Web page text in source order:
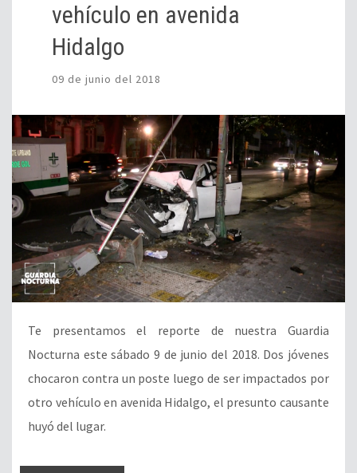
vehículo en avenida
Hidalgo
09 de junio del 2018
Te presentamos el reporte de nuestra Guardia
Nocturna este sábado 9 de junio del 2018. Dos jóvenes
chocaron contra un poste luego de ser impactados por
otro vehículo en avenida Hidalgo, el presunto causante
huyó del lugar.